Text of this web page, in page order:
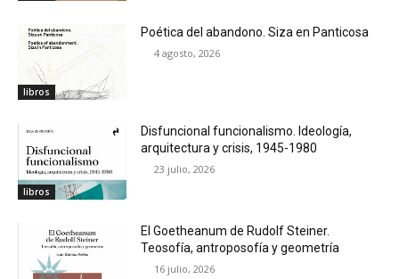
libros
Poética del abandono. Siza en Panticosa
4 agosto, 2026
libros
Disfuncional funcionalismo. Ideología,
arquitectura y crisis, 1945-1980
23 julio, 2026
El Goetheanum de Rudolf Steiner.
Teosofía, antroposofía y geometría
16 julio, 2026